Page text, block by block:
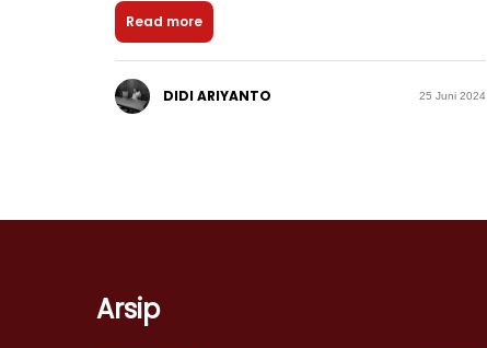
Read more
DIDI ARIYANTO 25 Juni 2024
Arsip